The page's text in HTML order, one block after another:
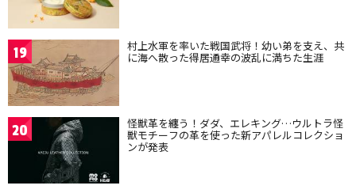
19 村上水軍を率いた戦国武将！幼い弟を支え、共
に海へ散った得居通幸の波乱に満ちた生涯
20 怪獣革を纏う！ダダ、エレキング…ウルトラ怪
獣モチーフの革を使った新アパレルコレクショ
ンが発表